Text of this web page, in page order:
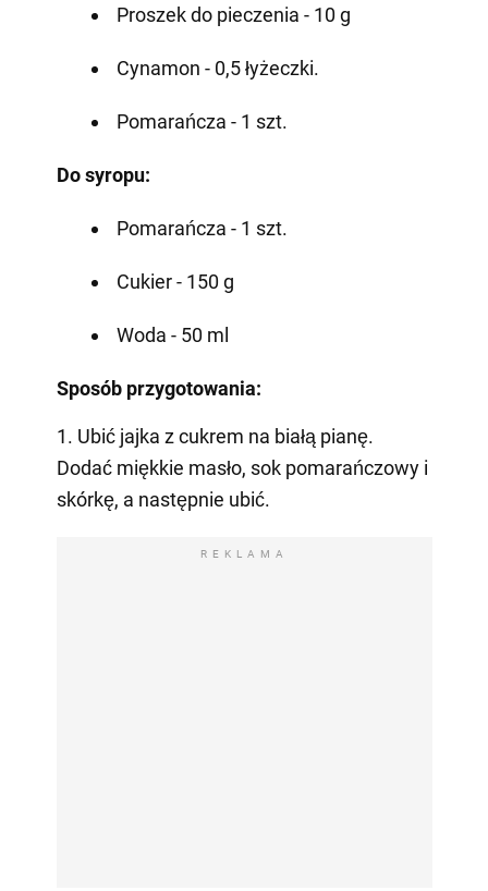
Proszek do pieczenia - 10 g
Cynamon - 0,5 łyżeczki.
Pomarańcza - 1 szt.
Do syropu:
Pomarańcza - 1 szt.
Cukier - 150 g
Woda - 50 ml
Sposób przygotowania:
1. Ubić jajka z cukrem na białą pianę.
Dodać miękkie masło, sok pomarańczowy i
skórkę, a następnie ubić.
REKLAMA